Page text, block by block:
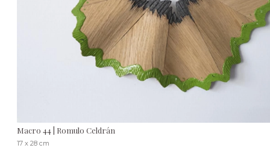
Macro 44 | Romulo Celdrán
17 x 28 cm